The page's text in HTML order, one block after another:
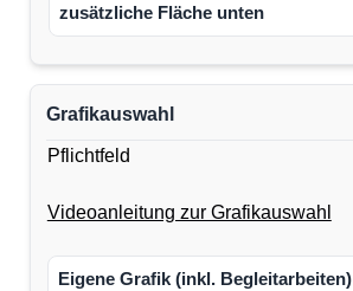
zusätzliche Fläche unten
Grafikauswahl
Pflichtfeld
Videoanleitung zur Grafikauswahl
Eigene Grafik (inkl. Begleitarbeiten)